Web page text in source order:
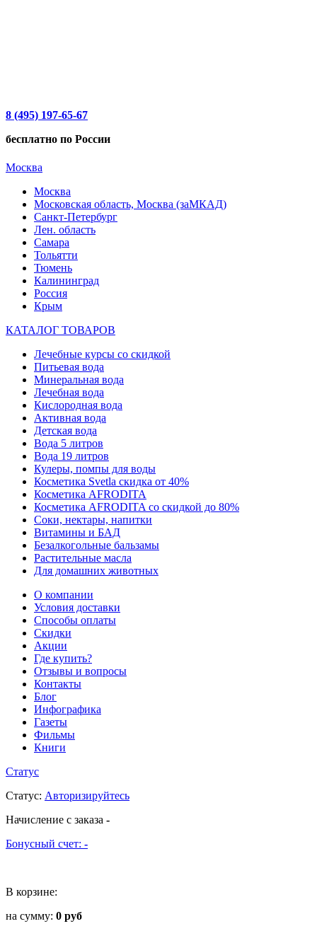
8 (495) 197-65-67
бесплатно по России
Москва
Москва
Московская область, Москва (заМКАД)
Санкт-Петербург
Лен. область
Самара
Тольятти
Тюмень
Калининград
Россия
Крым
КАТАЛОГ ТОВАРОВ
Лечебные курсы со скидкой
Питьевая вода
Минеральная вода
Лечебная вода
Кислородная вода
Активная вода
Детская вода
Вода 5 литров
Вода 19 литров
Кулеры, помпы для воды
Косметика Svetla скидка от 40%
Косметика AFRODITA
Косметика AFRODITA со скидкой до 80%
Соки, нектары, напитки
Витамины и БАД
Безалкогольные бальзамы
Растительные масла
Для домашних животных
О компании
Условия доставки
Способы оплаты
Скидки
Акции
Где купить?
Отзывы и вопросы
Контакты
Блог
Инфографика
Газеты
Фильмы
Книги
Статус
Статус: Авторизируйтесь
Начисление с заказа -
Бонусный счет: -
В корзине:
на сумму: 0 руб